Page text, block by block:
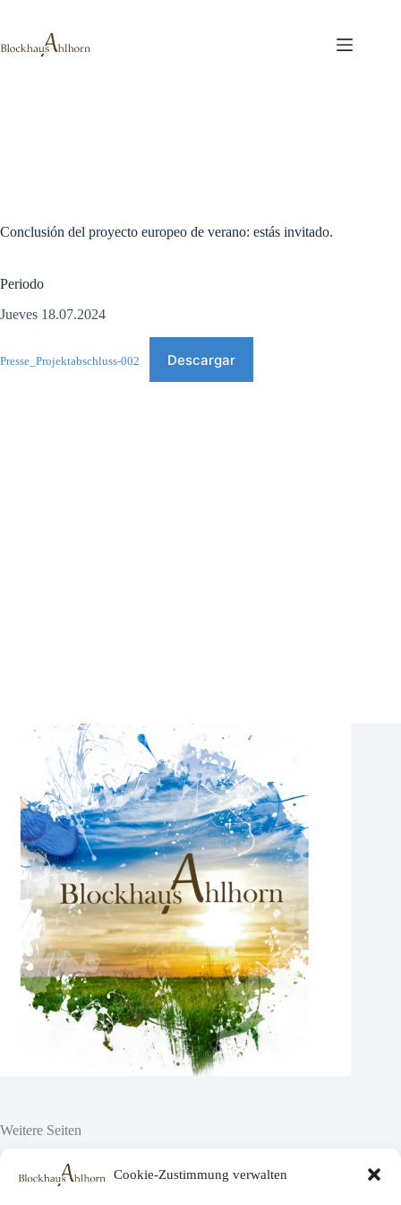
Cookie-Zustimmung verwalten
contenido
Conclusión del proyecto europeo de verano: estás invitado.
Periodo
Jueves 18.07.2024
Presse_Projektabschluss-002 Descargar
Weitere Seiten
Projekte
Über uns